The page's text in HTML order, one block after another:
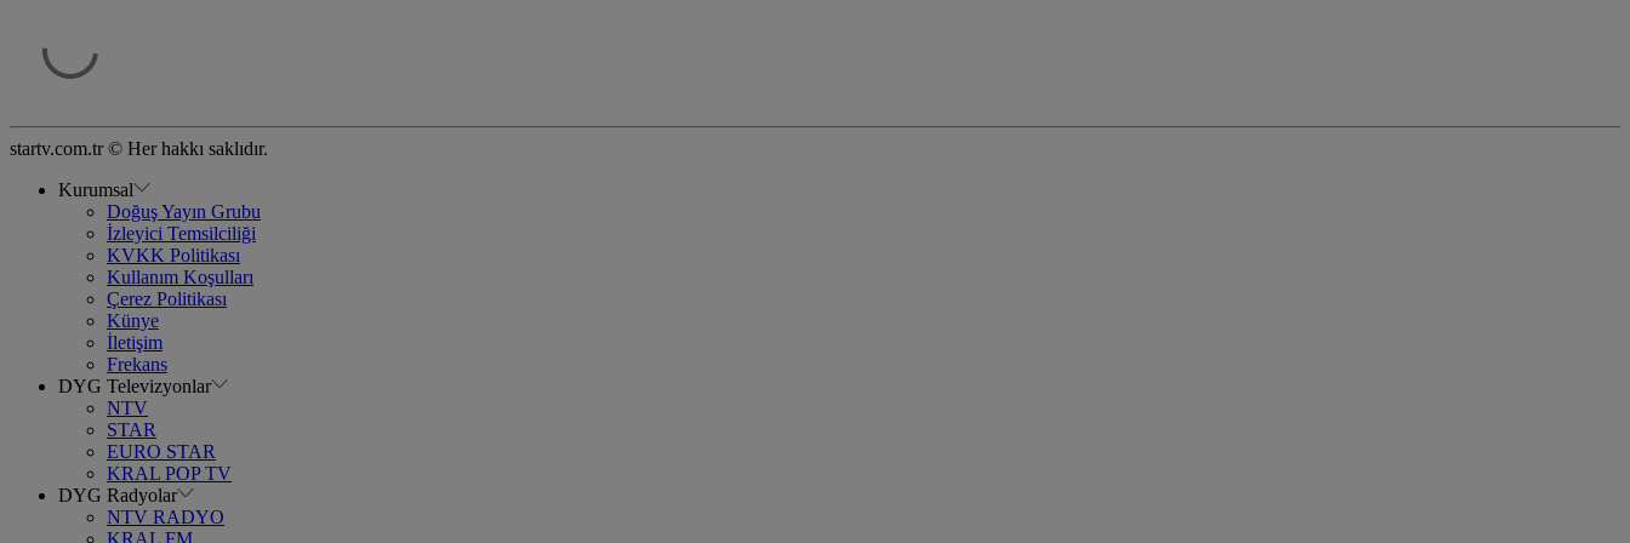
startv.com.tr © Her hakkı saklıdır.
Kurumsal
Doğuş Yayın Grubu
İzleyici Temsilciliği
KVKK Politikası
Kullanım Koşulları
Çerez Politikası
Künye
İletişim
Frekans
DYG Televizyonlar
NTV
STAR
EURO STAR
KRAL POP TV
DYG Radyolar
NTV RADYO
KRAL FM